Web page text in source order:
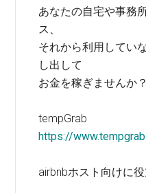
あなたの自宅や事務
ス、
それから利用してい
し出して
お金を稼ぎませんか？
tempGrab
https://
airbnbホスト向けに